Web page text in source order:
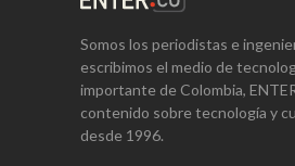
Somos los periodistas e
escribimos el medio de
importante de Colombia,
contenido sobre tecnología y
desde 1996.